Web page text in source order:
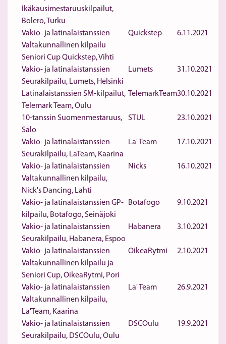
Ikäkausimestaruuskilpailut,
Bolero, Turku
Vakio- ja latinalaistanssien
Valtakunnallinen kilpailu
Seniori Cup Quickstep, Vihti
Quickstep 6.11.2021
Vakio- ja latinalaistanssien
Seurakilpailu, Lumets, Helsinki
Lumets 31.10.2021
Latinalaistanssien SM-kilpailut,
Telemark Team, Oulu
TelemarkTeam30.10.2021
10-tanssin Suomenmestaruus,
Salo
STUL 23.10.2021
Vakio- ja latinalaistanssien
Seurakilpailu, LaTeam, Kaarina
La' Team 17.10.2021
Vakio- ja latinalaistanssien
Valtakunnallinen kilpailu,
Nick's Dancing, Lahti
Nicks 16.10.2021
Vakio- ja latinalaistanssien GP-
kilpailu, Botafogo, Seinäjoki
Botafogo 9.10.2021
Vakio- ja latinalaistanssien
Seurakilpailu, Habanera, Espoo
Habanera 3.10.2021
Vakio- ja latinalaistanssien
Valtakunnallinen kilpailu ja
Seniori Cup, OikeaRytmi, Pori
OikeaRytmi 2.10.2021
Vakio- ja latinalaistanssien
Valtakunnallinen kilpailu,
La'Team, Kaarina
La' Team 26.9.2021
Vakio- ja latinalaistanssien
Seurakilpailu, DSCOulu, Oulu
DSCOulu 19.9.2021